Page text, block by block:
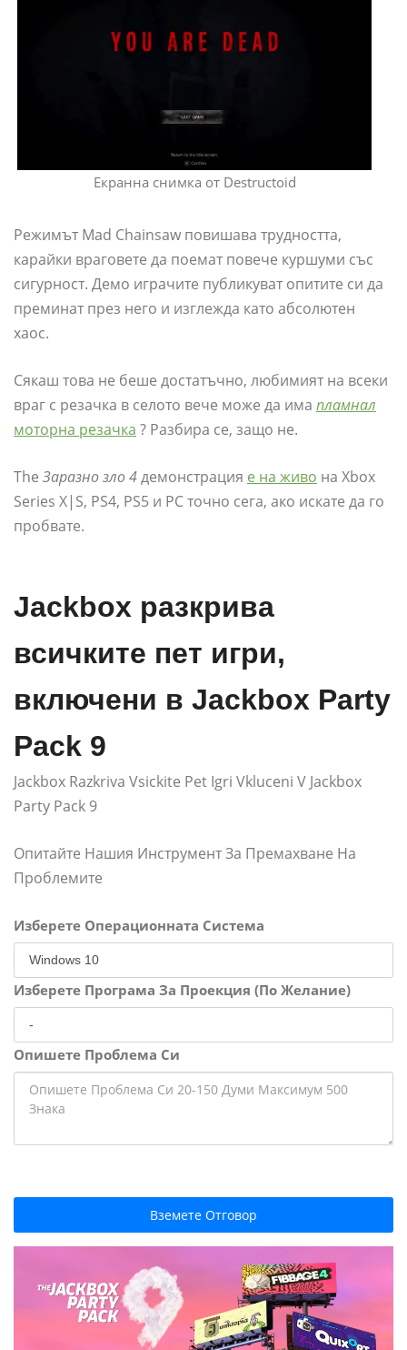
Екранна снимка от Destructoid
Режимът Mad Chainsaw повишава трудността,
карайки враговете да поемат повече куршуми със
сигурност. Демо играчите публикуват опитите си да
преминат през него и изглежда като абсолютен
хаос.
Сякаш това не беше достатъчно, любимият на всеки
враг с резачка в селото вече може да има пламнал
моторна резачка ? Разбира се, защо не.
The Заразно зло 4демонстрация е на живо на Xbox
Series X|S, PS4, PS5 и PC точно сега, ако искате да го
пробвате.
Jackbox разкрива
всичките пет игри,
включени в Jackbox Party
Pack 9
Jackbox Razkriva Vsickite Pet Igri Vkluceni V Jackbox
Party Pack 9
Опитайте Нашия Инструмент За Премахване На
Проблемите
Изберете Операционната Система
Изберете Програма За Проекция (По Желание)
Опишете Проблема Си
Вземете Отговор